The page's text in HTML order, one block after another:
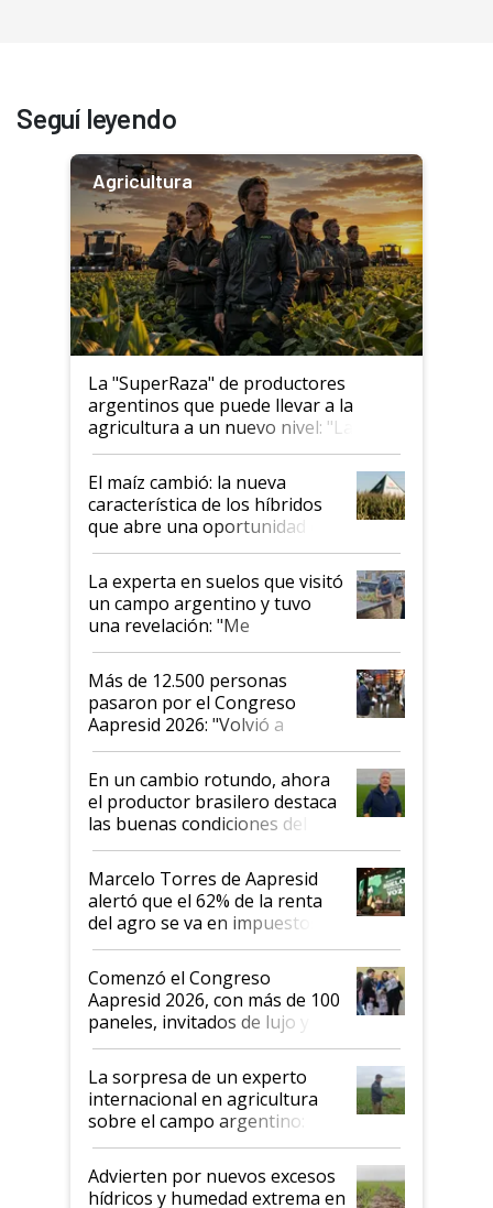
Seguí leyendo
Agricultura
La "SuperRaza" de productores
argentinos que puede llevar a la
agricultura a un nuevo nivel: "Las
posibilidades de crecimiento son
infinitas"
El maíz cambió: la nueva
característica de los híbridos
que abre una oportunidad en
el lote
La experta en suelos que visitó
un campo argentino y tuvo
una revelación: "Me
impresionó mucho"
Más de 12.500 personas
pasaron por el Congreso
Aapresid 2026: "Volvió a
demostrar que hablar del
suelo es hablar de todo el
sistema productivo"
En un cambio rotundo, ahora
el productor brasilero destaca
las buenas condiciones del
agro argentino para invertir:
"Los veo más motivados"
Marcelo Torres de Aapresid
alertó que el 62% de la renta
del agro se va en impuestos:
"No es bueno que en
Argentina se sigan discutiendo
las mismas cosas de hace 50
años"
Comenzó el Congreso
Aapresid 2026, con más de 100
paneles, invitados de lujo y
todas las tendencias
La sorpresa de un experto
internacional en agricultura
sobre el campo argentino:
"Estoy muy impresionado"
Advierten por nuevos excesos
hídricos y humedad extrema en